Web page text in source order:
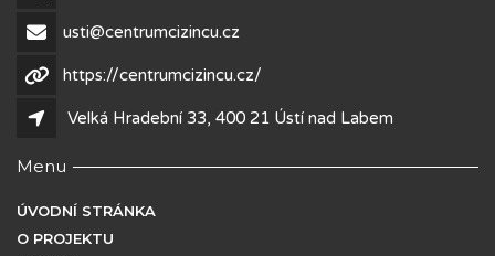
usti@centrumcizincu.cz
https://centrumcizincu.cz/
Velká Hradební 33, 400 21 Ústí nad Labem
Menu
ÚVODNÍ STRÁNKA
O PROJEKTU